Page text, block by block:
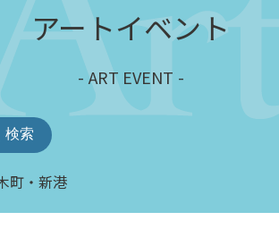
アートイベント
ART EVENT
町・新港